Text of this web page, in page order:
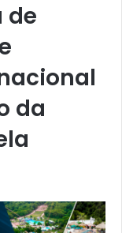
de
da